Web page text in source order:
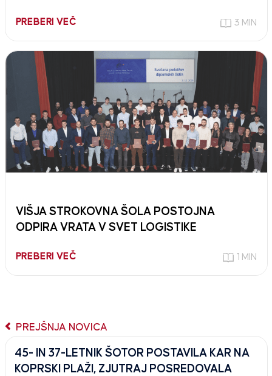
PREBERI VEČ 3 MIN
VIŠJA STROKOVNA ŠOLA POSTOJNA
ODPIRA VRATA V SVET LOGISTIKE
PREBERI VEČ 1 MIN
PREJŠNJA NOVICA
45- IN 37-LETNIK ŠOTOR POSTAVILA KAR NA
KOPRSKI PLAŽI, ZJUTRAJ POSREDOVALA